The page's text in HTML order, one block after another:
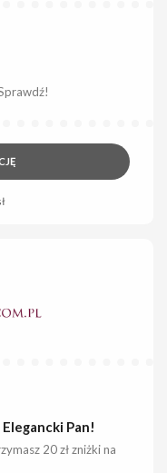
Pan!
20 zł zniżki na